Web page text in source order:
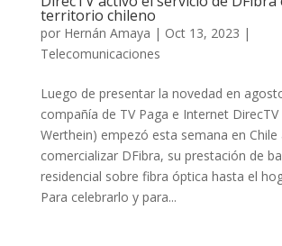
territorio chileno
por Hernán Amaya | Oct 13, 2023 |
Telecomunicaciones
Luego de presentar la novedad en
compañía de TV Paga e Internet DirecTV
Werthein) empezó esta semana en Chile
comercializar DFibra, su prestación de
residencial sobre fibra óptica hasta el
Para celebrarlo y para...